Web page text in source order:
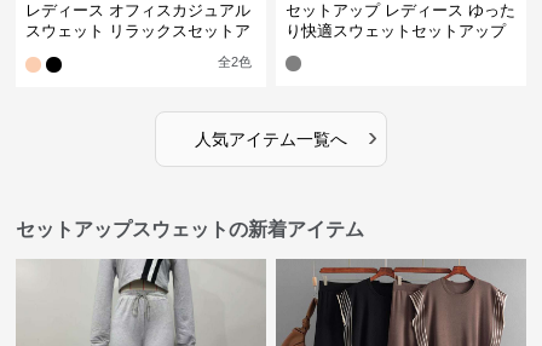
レディース オフィスカジュアル
スウェット リラックスセットア
全2色
セットアップ レディース ゆった
り快適スウェットセットアップ
人気アイテム一覧へ ›
セットアップスウェットの新着アイテム